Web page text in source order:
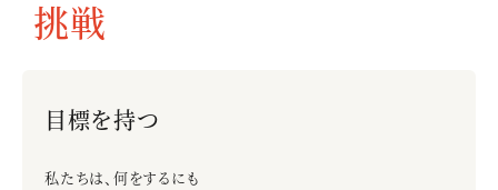
挑戦
目標を持つ
私たちは、何をするにも